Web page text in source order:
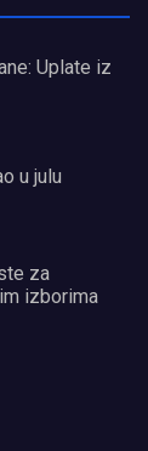
Uplate iz
u julu
za
izborima